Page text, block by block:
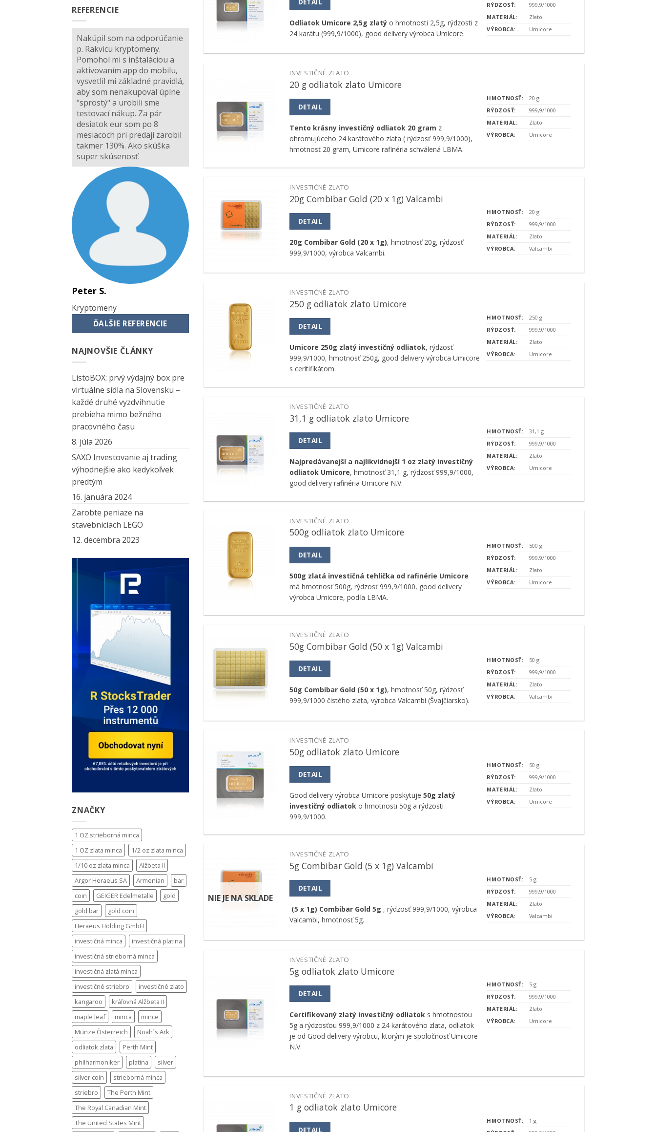
REFERENCIE
Nakúpil som na odporúčanie
p. Rakvicu kryptomeny.
Pomohol mi s inštaláciou a
aktivovaním app do mobilu,
vysvetlil mi základné pravidlá,
aby som nenakupoval úplne
"sprostý" a urobili sme
testovací nákup. Za pár
desiatok eur som po 8
mesiacoch pri predaji zarobil
takmer 130%. Ako skúška
super skúsenosť.
Peter S.
Kryptomeny
ĎALŠIE REFERENCIE
NAJNOVŠIE ČLÁNKY
ListoBOX: prvý výdajný box pre
virtuálne sídla na Slovensku –
každé druhé vyzdvihnutie
prebieha mimo bežného
pracovného času
8. júla 2026
SAXO Investovanie aj trading
výhodnejšie ako kedykoľvek
predtým
16. januára 2024
Zarobte peniaze na
stavebniciach LEGO
12. decembra 2023
ZNAČKY
1 OZ strieborná minca
1 OZ zlata minca
1/2 oz zlata minca
1/10 oz zlata minca
Alžbeta II
Argor Heraeus SA
Armenian
bar
coin
GEIGER Edelmetalle
gold
gold bar
gold coin
Heraeus Holding GmbH
investičná minca
investičná platina
investičná strieborná minca
investičná zlatá minca
investičné striebro
investičné zlato
kangaroo
kráľovná Alžbeta II
maple leaf
minca
mince
Münze Österreich
Noah´s Ark
odliatok zlata
Perth Mint
philharmoniker
platina
silver
silver coin
strieborná minca
striebro
The Perth Mint
The Royal Canadian Mint
The United States Mint
Odliatok Umicore 2,5g zlatý o hmotnosti 2,5g, rýdzosti z
24 karátu (999,9/1000), good delivery výrobca Umicore.
RÝDZOSŤ:
999,9/1000
MATERIÁL:
Zlato
VÝROBCA:
Umicore
INVESTIČNÉ ZLATO
20 g odliatok zlato Umicore
DETAIL
Tento krásny investičný odliatok 20 gram z
ohromujúceho 24 karátového zlata ( rýdzosť 999,9/1000),
hmotnosť 20 gram, Umicore rafinéria schválená LBMA.
HMOTNOSŤ:
20 g
RÝDZOSŤ:
999,9/1000
MATERIÁL:
Zlato
VÝROBCA:
Umicore
Pridať k
obľúbeným
INVESTIČNÉ ZLATO
20g Combibar Gold (20 x 1g) Valcambi
DETAIL
20g Combibar Gold (20 x 1g), hmotnosť 20g, rýdzosť
999,9/1000, výrobca Valcambi.
HMOTNOSŤ:
20 g
RÝDZOSŤ:
999,9/1000
MATERIÁL:
Zlato
VÝROBCA:
Valcambi
Pridať k
obľúbeným
INVESTIČNÉ ZLATO
250 g odliatok zlato Umicore
DETAIL
Umicore 250g zlatý investičný odliatok, rýdzosť
999,9/1000, hmotnosť 250g, good delivery výrobca Umicore
s ceritifikátom.
HMOTNOSŤ:
250 g
RÝDZOSŤ:
999,9/1000
MATERIÁL:
Zlato
VÝROBCA:
Umicore
INVESTIČNÉ ZLATO
31,1 g odliatok zlato Umicore
DETAIL
Najpredávanejší a najlikvidnejší 1 oz zlatý investičný
odliatok Umicore, hmotnosť 31,1 g, rýdzosť 999,9/1000,
good delivery rafinéria Umicore N.V.
HMOTNOSŤ:
31,1 g
RÝDZOSŤ:
999,9/1000
MATERIÁL:
Zlato
VÝROBCA:
Umicore
Pridať k
obľúbeným
INVESTIČNÉ ZLATO
500g odliatok zlato Umicore
DETAIL
500g zlatá investičná tehlička od rafinérie Umicore
má hmotnosť 500g, rýdzosť 999,9/1000, good delivery
výrobca Umicore, podľa LBMA.
HMOTNOSŤ:
500 g
RÝDZOSŤ:
999,9/1000
MATERIÁL:
Zlato
VÝROBCA:
Umicore
Pridať k
obľúbeným
INVESTIČNÉ ZLATO
50g Combibar Gold (50 x 1g) Valcambi
DETAIL
50g Combibar Gold (50 x 1g), hmotnosť 50g, rýdzosť
999,9/1000 čistého zlata, výrobca Valcambi (Švajčiarsko).
HMOTNOSŤ:
50 g
RÝDZOSŤ:
999,9/1000
MATERIÁL:
Zlato
VÝROBCA:
Valcambi
Pridať k
obľúbeným
INVESTIČNÉ ZLATO
50g odliatok zlato Umicore
DETAIL
Good delivery výrobca Umicore poskytuje 50g zlatý
investičný odliatok o hmotnosti 50g a rýdzosti
999,9/1000.
HMOTNOSŤ:
50 g
RÝDZOSŤ:
999,9/1000
MATERIÁL:
Zlato
VÝROBCA:
Umicore
Pridať k
obľúbeným
NIE JE NA SKLADE
INVESTIČNÉ ZLATO
5g Combibar Gold (5 x 1g) Valcambi
DETAIL
(5 x 1g) Combibar Gold 5g , rýdzosť 999,9/1000, výrobca
Valcambi, hmotnosť 5g.
HMOTNOSŤ:
5 g
RÝDZOSŤ:
999,9/1000
MATERIÁL:
Zlato
VÝROBCA:
Valcambi
INVESTIČNÉ ZLATO
5g odliatok zlato Umicore
DETAIL
Certifikovaný zlatý investičný odliatok s hmotnosťou
5g a rýdzosťou 999,9/1000 z 24 karátového zlata, odliatok
je od Good delivery výrobcu, ktorým je spoločnosť Umicore
N.V.
HMOTNOSŤ:
5 g
RÝDZOSŤ:
999,9/1000
MATERIÁL:
Zlato
VÝROBCA:
Umicore
INVESTIČNÉ ZLATO
1 g odliatok zlato Umicore
DETAIL
HMOTNOSŤ:
1 g